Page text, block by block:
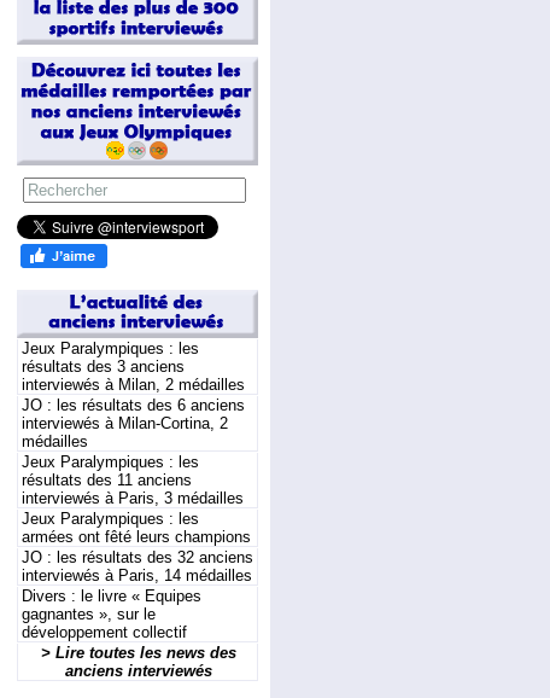
Jeux Paralympiques : les
résultats des 3 anciens
interviewés à Milan, 2 médailles
JO : les résultats des 6 anciens
interviewés à Milan-Cortina, 2
médailles
Jeux Paralympiques : les
résultats des 11 anciens
interviewés à Paris, 3 médailles
Jeux Paralympiques : les
armées ont fêté leurs champions
JO : les résultats des 32 anciens
interviewés à Paris, 14 médailles
Divers : le livre « Equipes
gagnantes », sur le
développement collectif
> Lire toutes les news des
anciens interviewés